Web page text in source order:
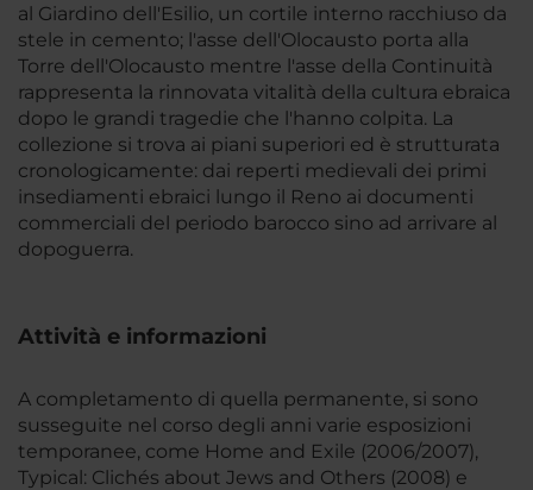
al Giardino dell'Esilio, un cortile interno racchiuso da
stele in cemento; l'asse dell'Olocausto porta alla
Torre dell'Olocausto mentre l'asse della Continuità
rappresenta la rinnovata vitalità della cultura ebraica
dopo le grandi tragedie che l'hanno colpita. La
collezione si trova ai piani superiori ed è strutturata
cronologicamente: dai reperti medievali dei primi
insediamenti ebraici lungo il Reno ai documenti
commerciali del periodo barocco sino ad arrivare al
dopoguerra.
Attività e informazioni
A completamento di quella permanente, si sono
susseguite nel corso degli anni varie esposizioni
temporanee, come Home and Exile (2006/2007),
Typical: Clichés about Jews and Others (2008) e